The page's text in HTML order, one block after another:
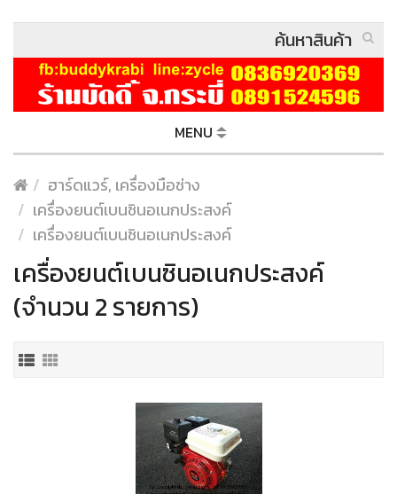
MENU
ฮาร์ดแวร์, เครื่องมือช่าง
เครื่องยนต์เบนซินอเนกประสงค์
เครื่องยนต์เบนซินอเนกประสงค์
เครื่องยนต์เบนซินอเนกประสงค์
(จำนวน 2 รายการ)